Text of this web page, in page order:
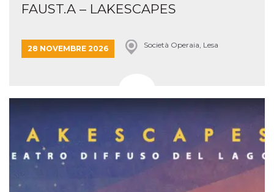
FAUST.A – LAKESCAPES
28 NOVEMBRE 2026 Società Operaia, Lesa